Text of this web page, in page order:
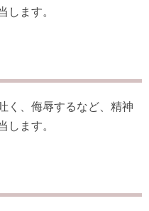
します。
く、侮辱するなど、精神
します。